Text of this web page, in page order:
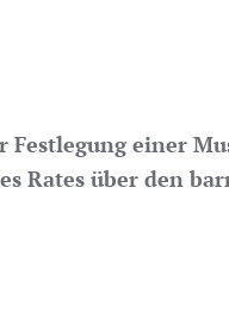
Festlegung einer
Rates über den